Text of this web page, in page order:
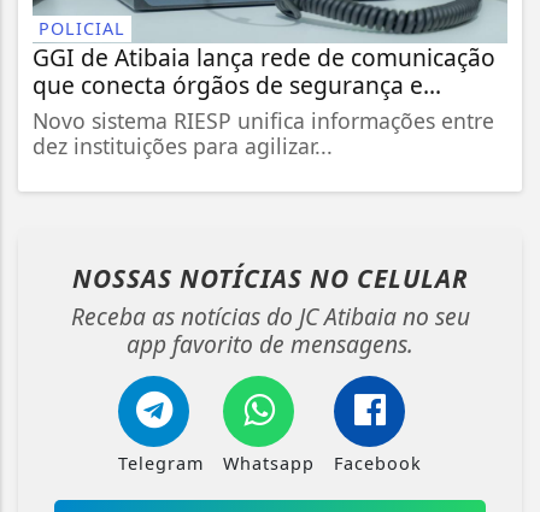
POLICIAL
GGI de Atibaia lança rede de comunicação
que conecta órgãos de segurança e...
Novo sistema RIESP unifica informações entre
dez instituições para agilizar...
NOSSAS NOTÍCIAS NO CELULAR
Receba as notícias do JC Atibaia no seu
app favorito de mensagens.
Telegram Whatsapp Facebook